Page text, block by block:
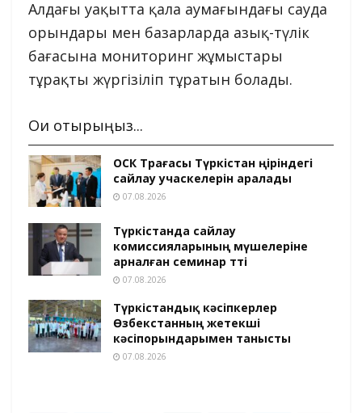
Алдағы уақытта қала аумағындағы сауда
орындары мен базарларда азық-түлік
бағасына мониторинг жұмыстары
тұрақты жүргізіліп тұратын болады.
Оқи отырыңыз...
ОСК Төрағасы Түркістан өңіріндегі
сайлау учаскелерін аралады
07.08.2026
Түркістанда сайлау
комиссияларының мүшелеріне
арналған семинар өтті
07.08.2026
Түркістандық кәсіпкерлер
Өзбекстанның жетекші
кәсіпорындарымен танысты
07.08.2026